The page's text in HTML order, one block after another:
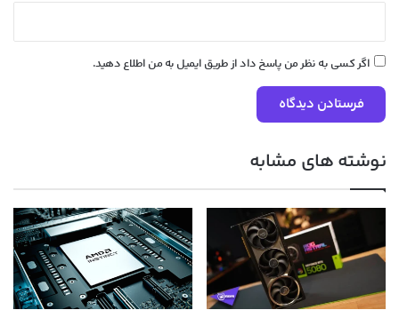
اگر کسی به نظر من پاسخ داد از طریق ایمیل به من اطلاع دهید.
نوشته های مشابه